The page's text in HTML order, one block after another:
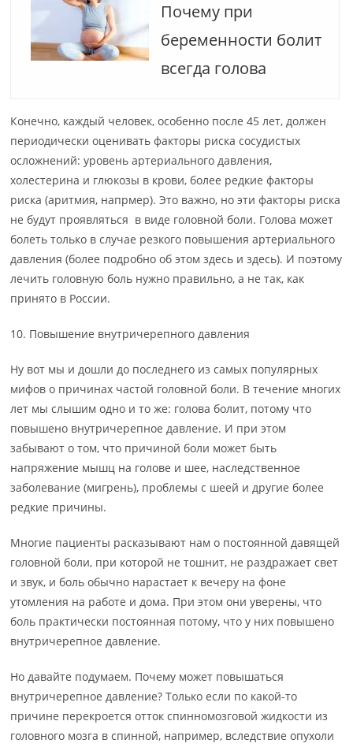
Почему при
беременности болит
всегда голова
Конечно, каждый человек, особенно после 45 лет, должен
периодически оценивать факторы риска сосудистых
осложнений: уровень артериального давления,
холестерина и глюкозы в крови, более редкие факторы
риска (аритмия, напрмер). Это важно, но эти факторы риска
не будут проявляться в виде головной боли. Голова может
болеть только в случае резкого повышения артериального
давления (более подробно об этом здесь и здесь). И поэтому
лечить головную боль нужно правильно, а не так, как
принято в России.
10. Повышение внутричерепного давления
Ну вот мы и дошли до последнего из самых популярных
мифов о причинах частой головной боли. В течение многих
лет мы слышим одно и то же: голова болит, потому что
повышено внутричерепное давление. И при этом
забывают о том, что причиной боли может быть
напряжение мышц на голове и шее, наследственное
заболевание (мигрень), проблемы с шеей и другие более
редкие причины.
Многие пациенты расказывают нам о постоянной давящей
головной боли, при которой не тошнит, не раздражает свет
и звук, и боль обычно нарастает к вечеру на фоне
утомления на работе и дома. При этом они уверены, что
боль практически постоянная потому, что у них повышено
внутричерепное давление.
Но давайте подумаем. Почему может повышаться
внутричерепное давление? Только если по какой-то
причине перекроется отток спинномозговой жидкости из
головного мозга в спинной, например, вследствие опухоли